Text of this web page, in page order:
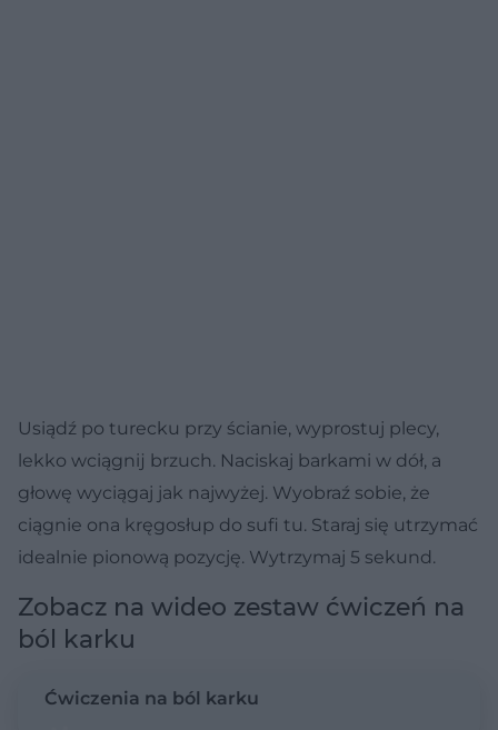
Usiądź po turecku przy ścianie, wyprostuj plecy,
lekko wciągnĳ brzuch. Naciskaj barkami w dół, a
głowę wyciągaj jak najwyżej. Wyobraź sobie, że
ciągnie ona kręgosłup do sufi tu. Staraj się utrzymać
idealnie pionową pozycję. Wytrzymaj 5 sekund.
Zobacz na wideo zestaw ćwiczeń na
ból karku
Ćwiczenia na ból karku